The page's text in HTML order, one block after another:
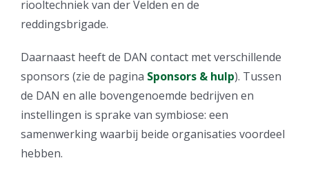
riooltechniek van der Velden en de
reddingsbrigade.
Daarnaast heeft de DAN contact met verschillende
sponsors (zie de pagina Sponsors & hulp). Tussen
de DAN en alle bovengenoemde bedrijven en
instellingen is sprake van symbiose: een
samenwerking waarbij beide organisaties voordeel
hebben.